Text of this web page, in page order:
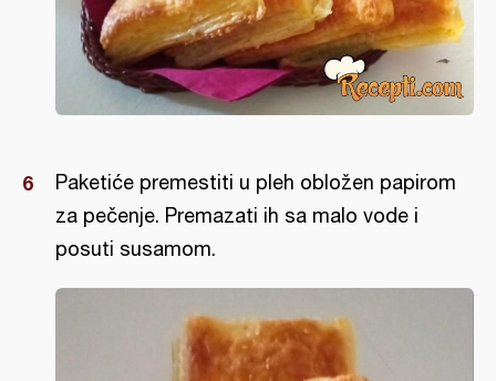
Paketiće premestiti u pleh obložen papirom
za pečenje. Premazati ih sa malo vode i
posuti susamom.